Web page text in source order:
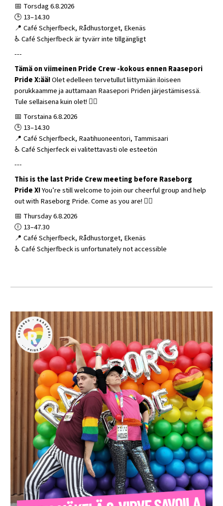
📅 Torsdag 6.8.2026
🕒 13–14.30
📍 Café Schjerfbeck, Rådhustorget, Ekenäs
♿ Café Schjerfbeck är tyvärr inte tillgängligt
---
Tämä on viimeinen Pride Crew -kokous ennen Raasepori
Pride X:ää!Olet edelleen tervetullut liittymään iloiseen
porukkaamme ja auttamaan Raasepori Priden järjestämisessä.
Tule sellaisena kuin olet! 🏳️‍🌈
📅 Torstaina 6.8.2026
🕒 13–14.30
📍 Café Schjerfbeck, Raatihuoneentori, Tammisaari
♿ Café Schjerfeck ei valitettavasti ole esteetön
---
This is the last Pride Crew meeting before Raseborg
Pride X!You’re still welcome to join our cheerful group and help
out with Raseborg Pride. Come as you are! 🏳️‍🌈
📅 Thursday 6.8.2026
🕕 13–47.30
📍 Café Schjerfbeck, Rådhustorget, Ekenäs
♿ Café Schjerfbeck is unfortunately not accessible